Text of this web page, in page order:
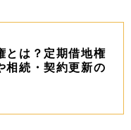
とは？定期借地権
相続・契約更新の